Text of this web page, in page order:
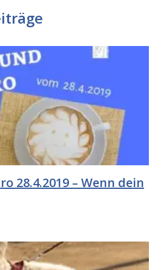
28.4.2019 – Wenn dein